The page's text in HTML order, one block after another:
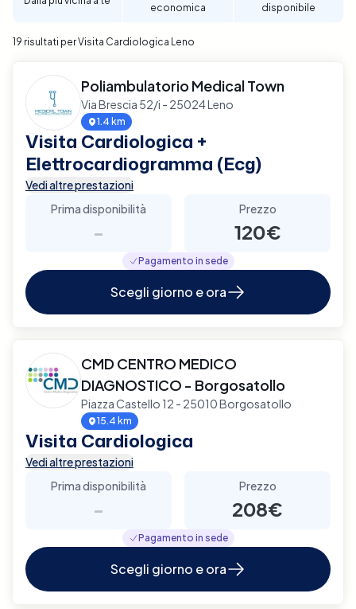
per garantire un supporto diagnostico completo e
economica
disponibile
19 risultati per Visita Cardiologica Leno
Poliambulatorio Medical Town
Via Brescia 52/i - 25024 Leno
1.4 km
Visita Cardiologica +
Elettrocardiogramma (Ecg)
Vedi altre prestazioni
Prima disponibilità
-
Prezzo
120€
Pagamento in sede
Scegli giorno e ora
CMD CENTRO MEDICO
DIAGNOSTICO - Borgosatollo
Piazza Castello 12 - 25010 Borgosatollo
15.4 km
Visita Cardiologica
Vedi altre prestazioni
Prima disponibilità
-
Prezzo
208€
Pagamento in sede
Scegli giorno e ora